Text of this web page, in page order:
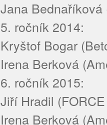
Jana
5. ročník 2014:
Kryštof Bogar
Irena Berková
6. ročník 2015:
Jiří Hradil
Irena Berková